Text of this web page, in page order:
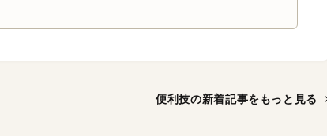
便利技の新着記事をもっと見る